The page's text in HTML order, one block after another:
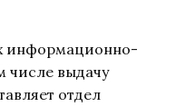
информационно-
числе выдачу
отдел